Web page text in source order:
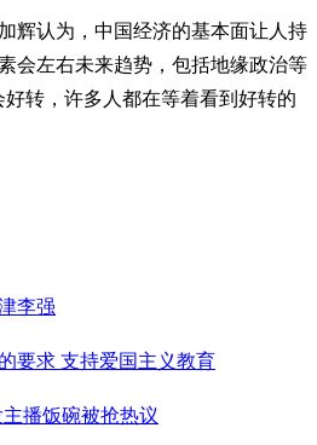
辉认为，中国经济的基本面让人持
会左右未来趋势，包括地缘政治等
转，许多人都在等着看到好转的
李强
要求 支持爱国主义教育
播饭碗被抢热议